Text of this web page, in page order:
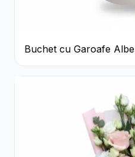
Buchet cu Garoafe Albe